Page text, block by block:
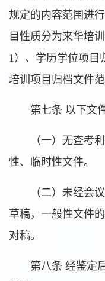
规定的内容范围进
目性质分为来华培
1）、学历学位项目
培训项目归档文件
第七条 以下文
（一）无查考
性、临时性文件。
（二）未经会
草稿，一般性文件
对稿。
第八条 经鉴定